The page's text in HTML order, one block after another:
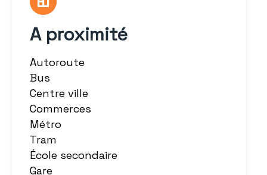
A proximité
Autoroute
Bus
Centre ville
Commerces
Métro
Tram
École secondaire
Gare